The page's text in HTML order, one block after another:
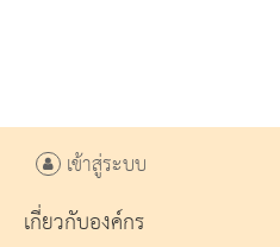
เข้าสู่ระบบ
เกี่ยวกับองค์กร